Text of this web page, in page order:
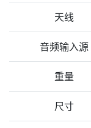
天线
音频输入源
重量
尺寸